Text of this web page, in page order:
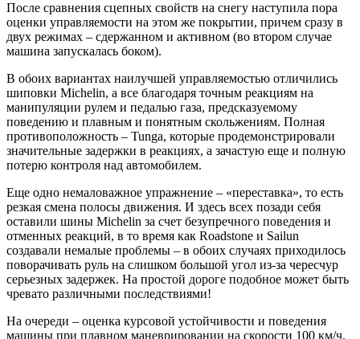
После сравнения сцепных свойств на снегу наступила пора
оценки управляемости на этом же покрытии, причем сразу в
двух режимах – сдержанном и активном (во втором случае
машина запускалась боком).
В обоих вариантах наилучшей управляемостью отличились
шиповки Michelin, а все благодаря точным реакциям на
манипуляции рулем и педалью газа, предсказуемому
поведению и плавным и понятным скольжениям. Полная
противоположность – Tunga, которые продемонстрировали
значительные задержки в реакциях, а зачастую еще и полную
потерю контроля над автомобилем.
Еще одно немаловажное упражнение – «переставка», то есть
резкая смена полосы движения. И здесь всех позади себя
оставили шины Michelin за счет безупречного поведения и
отменных реакций, в то время как Roadstone и Sailun
создавали немалые проблемы – в обоих случаях приходилось
поворачивать руль на слишком большой угол из-за чересчур
серьезных задержек. На простой дороге подобное может быть
чревато различными последствиями!
На очереди – оценка курсовой устойчивости и поведения
машины при плавном маневрировании на скорости 100 км/ч.